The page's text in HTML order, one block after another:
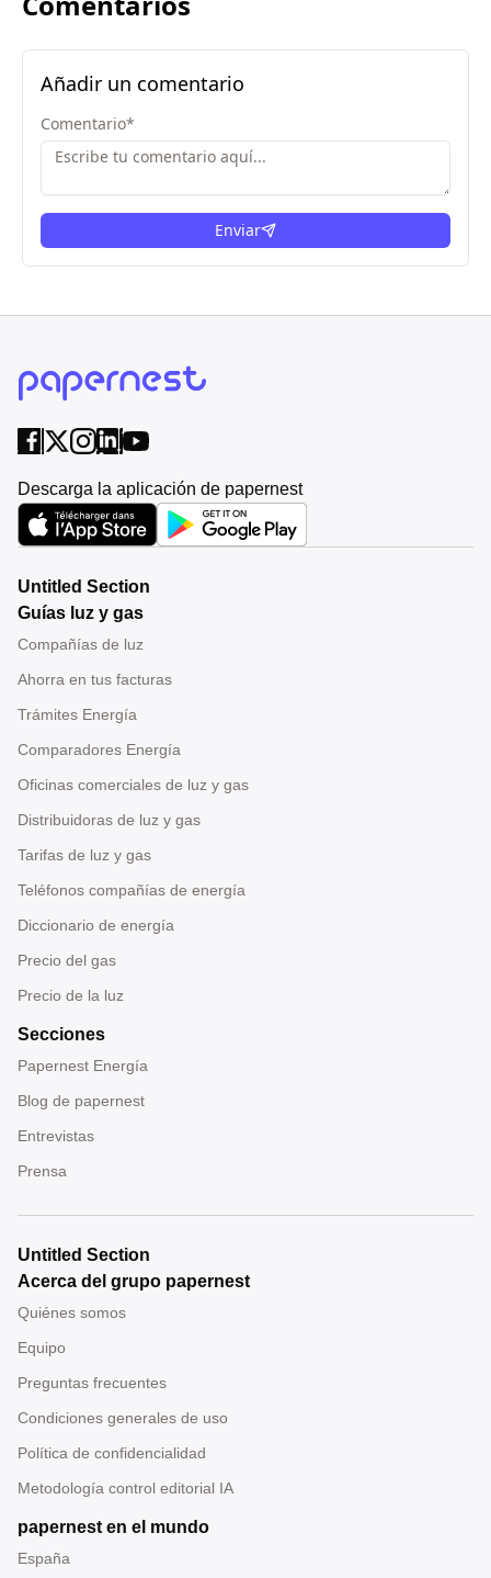
Añadir un comentario
Comentario*
Enviar
Descarga la aplicación de papernest
Untitled Section
Guías luz y gas
Compañías de luz
Ahorra en tus facturas
Trámites Energía
Comparadores Energía
Oficinas comerciales de luz y gas
Distribuidoras de luz y gas
Tarifas de luz y gas
Teléfonos compañías de energía
Diccionario de energía
Precio del gas
Precio de la luz
Secciones
Papernest Energía
Blog de papernest
Entrevistas
Prensa
Untitled Section
Acerca del grupo papernest
Quiénes somos
Equipo
Preguntas frecuentes
Condiciones generales de uso
Política de confidencialidad
Metodología control editorial IA
papernest en el mundo
España